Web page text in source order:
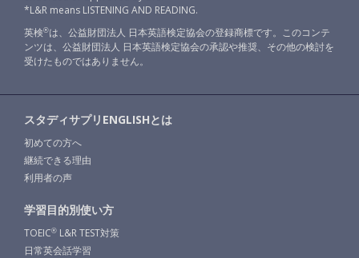
*L&R means LISTENING AND READING.
英検®は、公益財団法人 日本英語検定協会の登録商標です。このコンテ
ンツは、公益財団法人 日本英語検定協会の承認や推奨、その他の検討を
受けたものではありません。
スタディサプリENGLISHとは
初めての方へ
継続できる理由
利用者の声
学習目的別使い方
TOEIC® L&R TEST対策
日常英会話学習